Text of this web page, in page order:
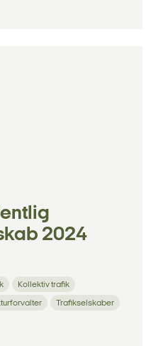
2024
Kollektiv trafik
Trafikselskaber